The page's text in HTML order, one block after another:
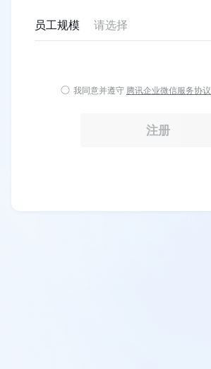
员工规模 请选择
我同意并遵守 腾讯企业微信服务协议
注册